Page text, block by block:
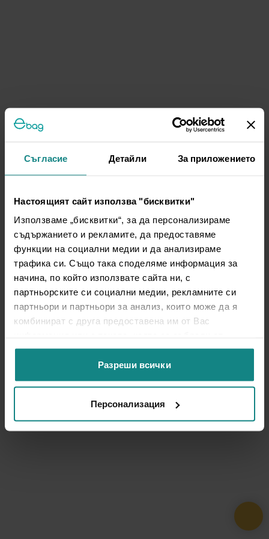
Съгласие Детайли За приложението
Настоящият сайт използва "бисквитки"
Използваме „бисквитки“, за да персонализираме
съдържанието и рекламите, да предоставяме
функции на социални медии и да анализираме
трафика си. Също така споделяме информация за
начина, по който използвате сайта ни, с
партньорските си социални медии, рекламните си
партньори и партньори за анализ, които може да я
комбинират с друга предоставена им от Вас
ползването от Ваша страна на услугите им.
Разреши всички
Персонализация